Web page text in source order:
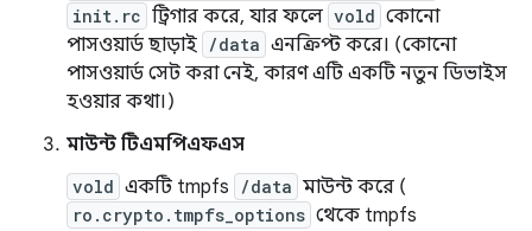
init.rc ট্রিগার করে, যার ফলে vold কোনো
পাসওয়ার্ড ছাড়াই /data এনক্রিপ্ট করে। (কোনো
পাসওয়ার্ড সেট করা নেই, কারণ এটি একটি নতুন ডিভাইস
হওয়ার কথা।)
মাউন্ট টিএমপিএফএস
vold একটি tmpfs /data মাউন্ট করে (
ro.crypto.tmpfs_options থেকে tmpfs